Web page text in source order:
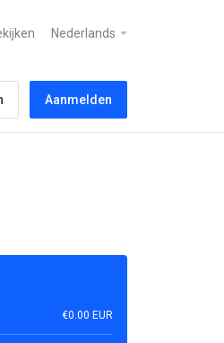
Nederlands
Aanmelden
€0.00 EUR